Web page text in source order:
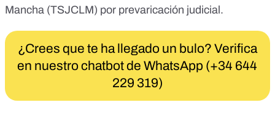
Mancha (TSJCLM) por prevaricación judicial.
¿Crees que te ha llegado un bulo? Verifica
en nuestro chatbot de WhatsApp (+34 644
229 319)